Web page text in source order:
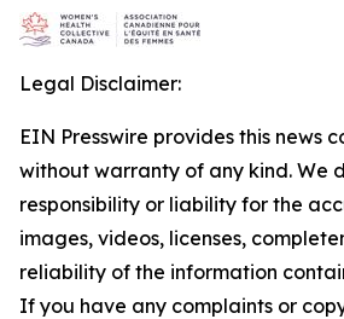
Legal Disclaimer:
EIN Presswire provides this news
without warranty of any kind. We
responsibility or liability for the
images, videos, licenses,
reliability of the information
If you have any complaints or